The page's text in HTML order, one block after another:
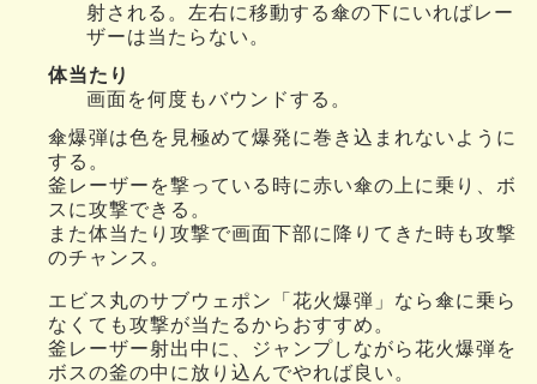
射される。左右に移動する傘の下にいればレー
ザーは当たらない。
体当たり
画面を何度もバウンドする。
傘爆弾は色を見極めて爆発に巻き込まれないように
する。
釜レーザーを撃っている時に赤い傘の上に乗り、ボ
スに攻撃できる。
また体当たり攻撃で画面下部に降りてきた時も攻撃
のチャンス。
エビス丸のサブウェポン「花火爆弾」なら傘に乗ら
なくても攻撃が当たるからおすすめ。
釜レーザー射出中に、ジャンプしながら花火爆弾を
ボスの釜の中に放り込んでやれば良い。